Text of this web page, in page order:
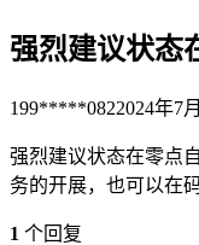
强烈建议状态
199*****0822024年7
强烈建议状态在零点
务的开展，也可以在
1 个回复